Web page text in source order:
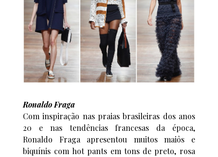
Ronaldo Fraga
Com inspiração nas praias brasileiras dos anos
20 e nas tendências francesas da época,
Ronaldo Fraga apresentou muitos maiôs e
biquínis com hot pants em tons de preto, rosa